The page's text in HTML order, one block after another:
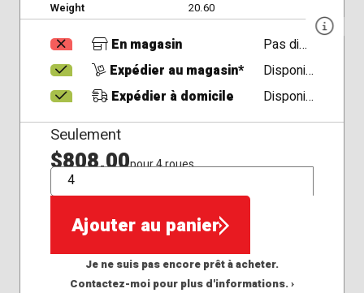
Weight
20.60
En magasin
Pas disponible
Expédier au magasin*
Disponible
Expédier à domicile
Disponible
Seulement
$808,00pour 4 roues
QTÉ
Ajouter au panier
Je ne suis pas encore prêt à acheter.
Contactez-moi pour plus d'informations. ›